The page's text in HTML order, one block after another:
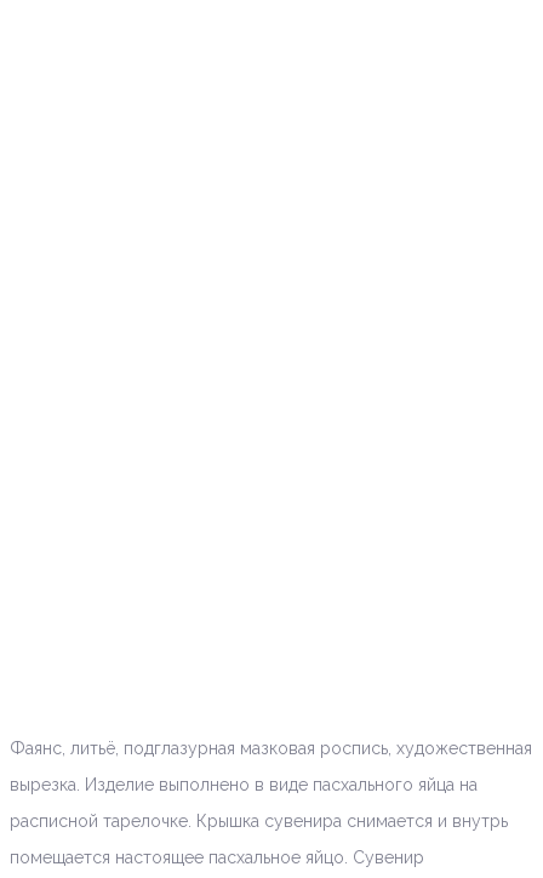
Фаянс, литьё, подглазурная мазковая роспись, художественная
вырезка. Изделие выполнено в виде пасхального яйца на
расписной тарелочке. Крышка сувенира снимается и внутрь
помещается настоящее пасхальное яйцо. Сувенир